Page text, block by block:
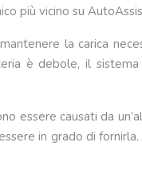
più vicino su
la carica
è debole, il
essere causati da
in grado di